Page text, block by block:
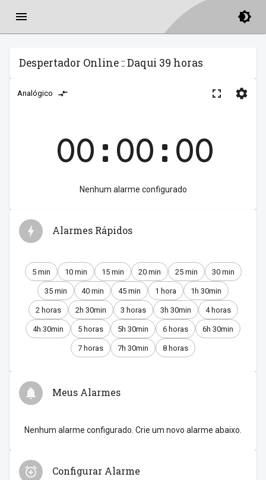
Despertador Online :: Daqui 39 horas
Analógico
00:00:00
Nenhum alarme configurado
Alarmes Rápidos
5 min 10 min 15 min 20 min 25 min 30 min
35 min 40 min 45 min 1 hora 1h 30min
2 horas 2h 30min 3 horas 3h 30min 4 horas
4h 30min 5 horas 5h 30min 6 horas 6h 30min
7 horas 7h 30min 8 horas
Meus Alarmes
Nenhum alarme configurado. Crie um novo alarme abaixo.
Configurar Alarme